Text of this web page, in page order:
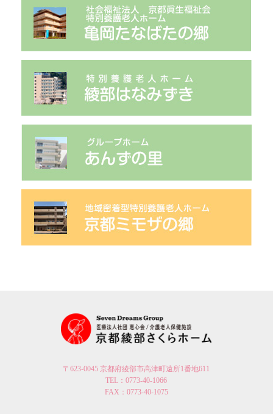
〒623-0045 京都府綾部市高津町遠所1番地611
TEL：0773-40-1066
FAX：0773-40-1075